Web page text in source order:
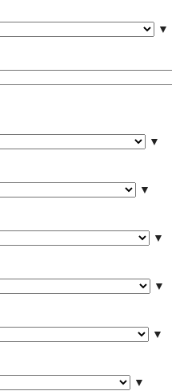
▼
▼
▼
▼
▼
▼
▼